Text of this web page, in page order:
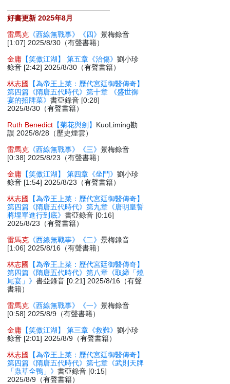
好書更新 2025年8月
雷馬克 《西線無戰事》《四》景梅錄音
[1:07] 2025/8/30（有聲書籍）
金庸 【笑傲江湖】 第五章《治傷》劉小珍
錄音 [2:42] 2025/8/30（有聲書籍）
林志國
【為帝王上菜：歷代宮廷御醫傳奇】
第四篇《隋唐五代時代》第十章 《盛世御
宴的招牌菜》書亞錄音 [0:28]
2025/8/30（有聲書籍）
Ruth Benedict 【菊花與劍】 KuoLiming勘
誤 2025/8/28（歷史煙雲）
雷馬克 《西線無戰事》《三》景梅錄音
[0:38] 2025/8/23（有聲書籍）
金庸 【笑傲江湖】 第四章《坐鬥》劉小珍
錄音 [1:54] 2025/8/23（有聲書籍）
林志國
【為帝王上菜：歷代宮廷御醫傳奇】
第四篇《隋唐五代時代》第九章《唐明皇誓
將埋單進行到底》書亞錄音 [0:16]
2025/8/23（有聲書籍）
雷馬克 《西線無戰事》《二》景梅錄音
[1:06] 2025/8/16（有聲書籍）
林志國
【為帝王上菜：歷代宮廷御醫傳奇】
第四篇《隋唐五代時代》第八章《取締「燒
尾宴」》書亞錄音 [0:21] 2025/8/16（有聲
書籍）
雷馬克 《西線無戰事》《一》景梅錄音
[0:58] 2025/8/9（有聲書籍）
金庸 【笑傲江湖】 第三章《救難》劉小珍
錄音 [2:01] 2025/8/9（有聲書籍）
林志國
【為帝王上菜：歷代宮廷御醫傳奇】
第四篇《隋唐五代時代》第七章《武則天牌
「蟲草全鴨」》書亞錄音 [0:15]
2025/8/9（有聲書籍）